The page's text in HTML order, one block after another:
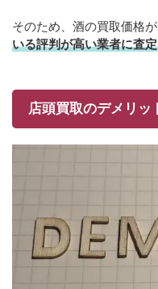
そのため、酒の買取価格が
いる評判が高い業者に査
店頭買取のデメリッ